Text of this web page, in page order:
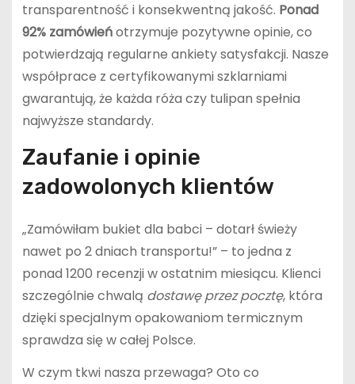
transparentność i konsekwentną jakość. Ponad
92% zamówieńotrzymuje pozytywne opinie, co
potwierdzają regularne ankiety satysfakcji. Nasze
współprace z certyfikowanymi szklarniami
gwarantują, że każda róża czy tulipan spełnia
najwyższe standardy.
Zaufanie i opinie
zadowolonych klientów
„Zamówiłam bukiet dla babci – dotarł świeży
nawet po 2 dniach transportu!” – to jedna z
ponad 1200 recenzji w ostatnim miesiącu. Klienci
szczególnie chwalą dostawę przez pocztę, która
dzięki specjalnym opakowaniom termicznym
sprawdza się w całej Polsce.
W czym tkwi nasza przewaga? Oto co